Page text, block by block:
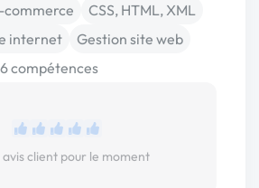
commerce
CSS, HTML, XML
internet
Gestion site web
compétences
avis client pour le moment